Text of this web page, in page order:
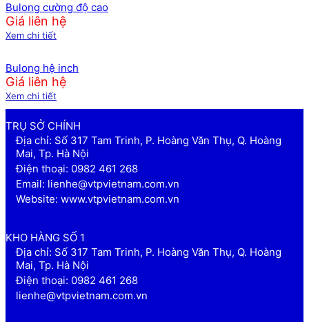
Bulong cường độ cao
Giá liên hệ
Xem chi tiết
Bulong hệ inch
Giá liên hệ
Xem chi tiết
TRỤ SỞ CHÍNH
Địa chỉ: Số 317 Tam Trinh, P. Hoàng Văn Thụ, Q. Hoàng
Mai, Tp. Hà Nội
Điện thoại: 0982 461 268
Email: lienhe@vtpvietnam.com.vn
Website: www.vtpvietnam.com.vn
KHO HÀNG SỐ 1
Địa chỉ: Số 317 Tam Trinh, P. Hoàng Văn Thụ, Q. Hoàng
Mai, Tp. Hà Nội
Điện thoại: 0982 461 268
lienhe@vtpvietnam.com.vn